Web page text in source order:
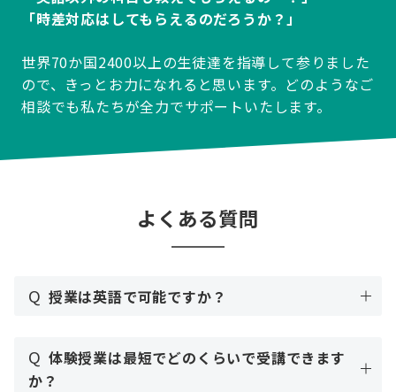
「時差対応はしてもらえるのだろうか？」
世界70か国2400以上の生徒達を指導して参りました
ので、きっとお力になれると思います。どのようなご
相談でも私たちが全力でサポートいたします。
よくある質問
Q 授業は英語で可能ですか？
Q 体験授業は最短でどのくらいで受講できます
か？